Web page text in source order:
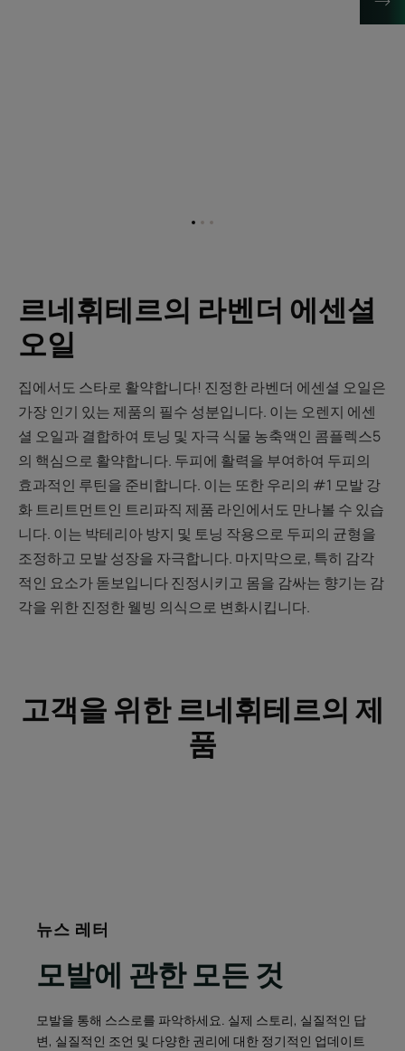
항
이
동
항
이
동
항
이
동
르네휘테르의 라벤더 에센셜
오일
집에서도 스타로 활약합니다! 진정한 라벤더 에센셜 오일은
가장 인기 있는 제품의 필수 성분입니다. 이는 오렌지 에센
셜 오일과 결합하여 토닝 및 자극 식물 농축액인 콤플렉스5
의 핵심으로 활약합니다. 두피에 활력을 부여하여 두피의
효과적인 루틴을 준비합니다. 이는 또한 우리의 #1 모발 강
화 트리트먼트인 트리파직 제품 라인에서도 만나볼 수 있습
니다. 이는 박테리아 방지 및 토닝 작용으로 두피의 균형을
조정하고 모발 성장을 자극합니다. 마지막으로, 특히 감각
적인 요소가 돋보입니다 진정시키고 몸을 감싸는 향기는 감
각을 위한 진정한 웰빙 의식으로 변화시킵니다.
고객을 위한 르네휘테르의 제
품
뉴스 레터
모발에 관한 모든 것
모발을 통해 스스로를 파악하세요. 실제 스토리, 실질적인 답
변, 실질적인 조언 및 다양한 권리에 대한 정기적인 업데이트